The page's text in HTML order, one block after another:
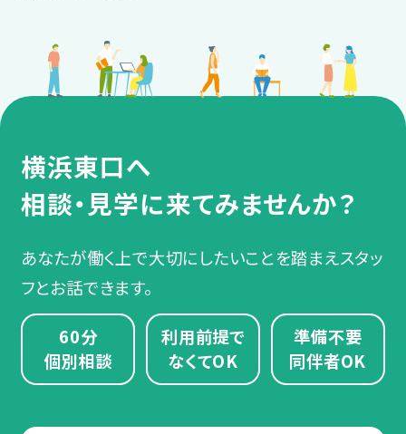
横浜東口へ
相談・見学に来てみませんか？
あなたが働く上で大切にしたいことを踏まえスタッ
フとお話できます。
60分
個別相談
利用前提で
なくてOK
準備不要
同伴者OK